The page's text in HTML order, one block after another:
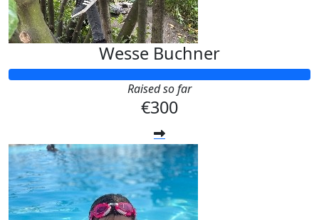
Wesse Buchner
Raised so far
€300